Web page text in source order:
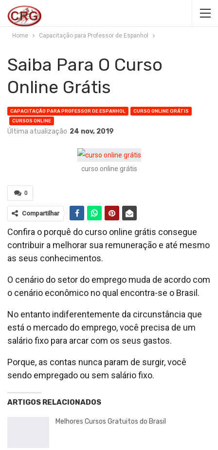
Home Capacitação para Professor de Espanhol
Saiba Para O Curso
Online Grátis
CAPACITAÇÃO PARA PROFESSOR DE ESPANHOL
CURSO ONLINE GRÁTIS
CURSOS ONLINE
Última atualização 24 nov, 2019
curso online grátis
0
Compartilhar
Confira o porquê do curso online grátis consegue
contribuir a melhorar sua remuneração e até mesmo
as seus conhecimentos.
O cenário do setor do emprego muda de acordo com
o cenário econômico no qual encontra-se o Brasil.
No entanto indiferentemente da circunstância que
está o mercado do emprego, você precisa de um
salário fixo para arcar com os seus gastos.
Porque, as contas nunca param de surgir, você
sendo empregado ou sem salário fixo.
ARTIGOS RELACIONADOS
Melhores Cursos Gratuitos do Brasil